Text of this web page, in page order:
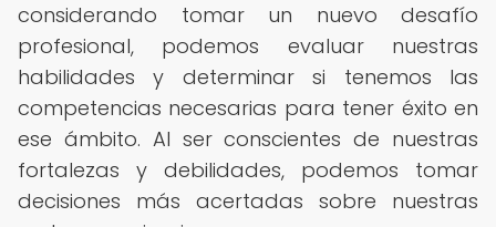
considerando tomar un nuevo desafío
profesional, podemos evaluar nuestras
habilidades y determinar si tenemos las
competencias necesarias para tener éxito en
ese ámbito. Al ser conscientes de nuestras
fortalezas y debilidades, podemos tomar
decisiones más acertadas sobre nuestras